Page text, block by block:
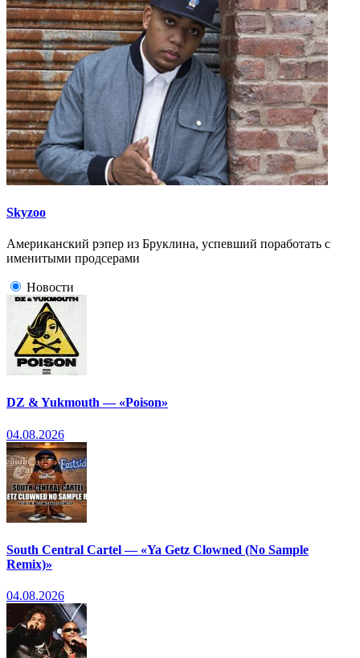
Skyzoo
Американский рэпер из Бруклина, успевший поработать с
именитыми продсерами
Новости
DZ & Yukmouth — «Poison»
04.08.2026
South Central Cartel — «Ya Getz Clowned (No Sample
Remix)»
04.08.2026